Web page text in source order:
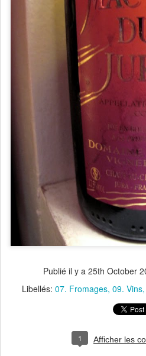
Publié il y a 25th October
Libellés: 07. Fromages 09. Vins
1 Afficher les